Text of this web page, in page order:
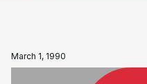
March 1, 1990